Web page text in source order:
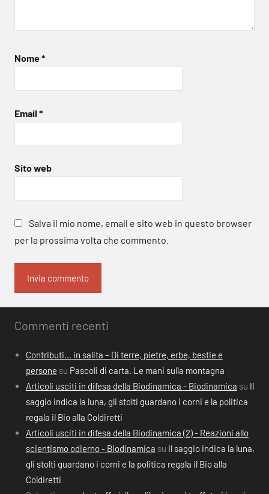
Nome*
Email *
Sito web
Salva il mio nome, email e sito web in questo browser
per la prossima volta che commento.
Commenti recenti
Contributi… in salita – Di terre, pietre, erbe, bestie e
persone su Pascoli di carta. Le mani sulla montagna
Articoli usciti in difesa della Biodinamica - Biodinamica su Il
saggio indica la luna, gli stolti guardano i corni e la politica
regala il Bio alla Coldiretti
Articoli usciti in difesa della Biodinamica (2) - Reazioni allo
scientismo odierno - Biodinamica su Il saggio indica la luna,
gli stolti guardano i corni e la politica regala il Bio alla
Coldiretti